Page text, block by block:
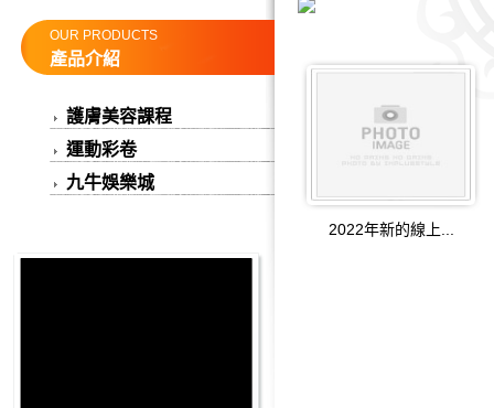
OUR PRODUCTS
產品介紹
護膚美容課程
運動彩卷
九牛娛樂城
2022年新的線上...